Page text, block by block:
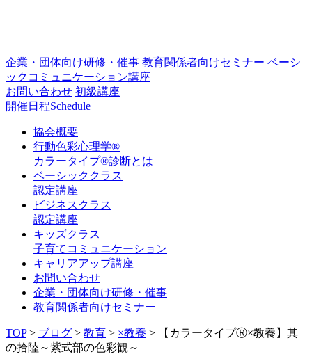
企業・団体向け研修・催事 教育関係者向けセミナー ベーシ
ックコミュニケーション講座
お問い合わせ 初級講座
開催日程Schedule
協会概要
行動色彩心理学®
カラータイプ®診断とは
ベーシッククラス
認定講座
ビジネスクラス
認定講座
キッズクラス
子育てコミュニケーション
キャリアアップ講座
お問い合わせ
企業・団体向け研修・催事
教育関係者向けセミナー
TOP> ブログ > 教育 > ×教養 >
【カラータイプⓇ×教養】其
の拾陸～紫式部の色彩観～